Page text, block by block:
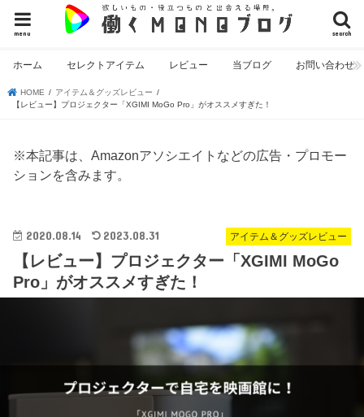
search
menu
ホーム セレクトアイテム レビュー 当ブログ お問い合わせ
HOME
アイテム＆グッズレビュー
【レビュー】プロジェクター「XGIMI MoGo Pro」がオススメすぎた！
※本記事は、Amazonアソシエイトなどの広告・プロモー
ションを含みます。
アイテム＆グッズレビュー
2020.08.14 2023.08.31
【レビュー】プロジェクター「XGIMI MoGo
Pro」がオススメすぎた！